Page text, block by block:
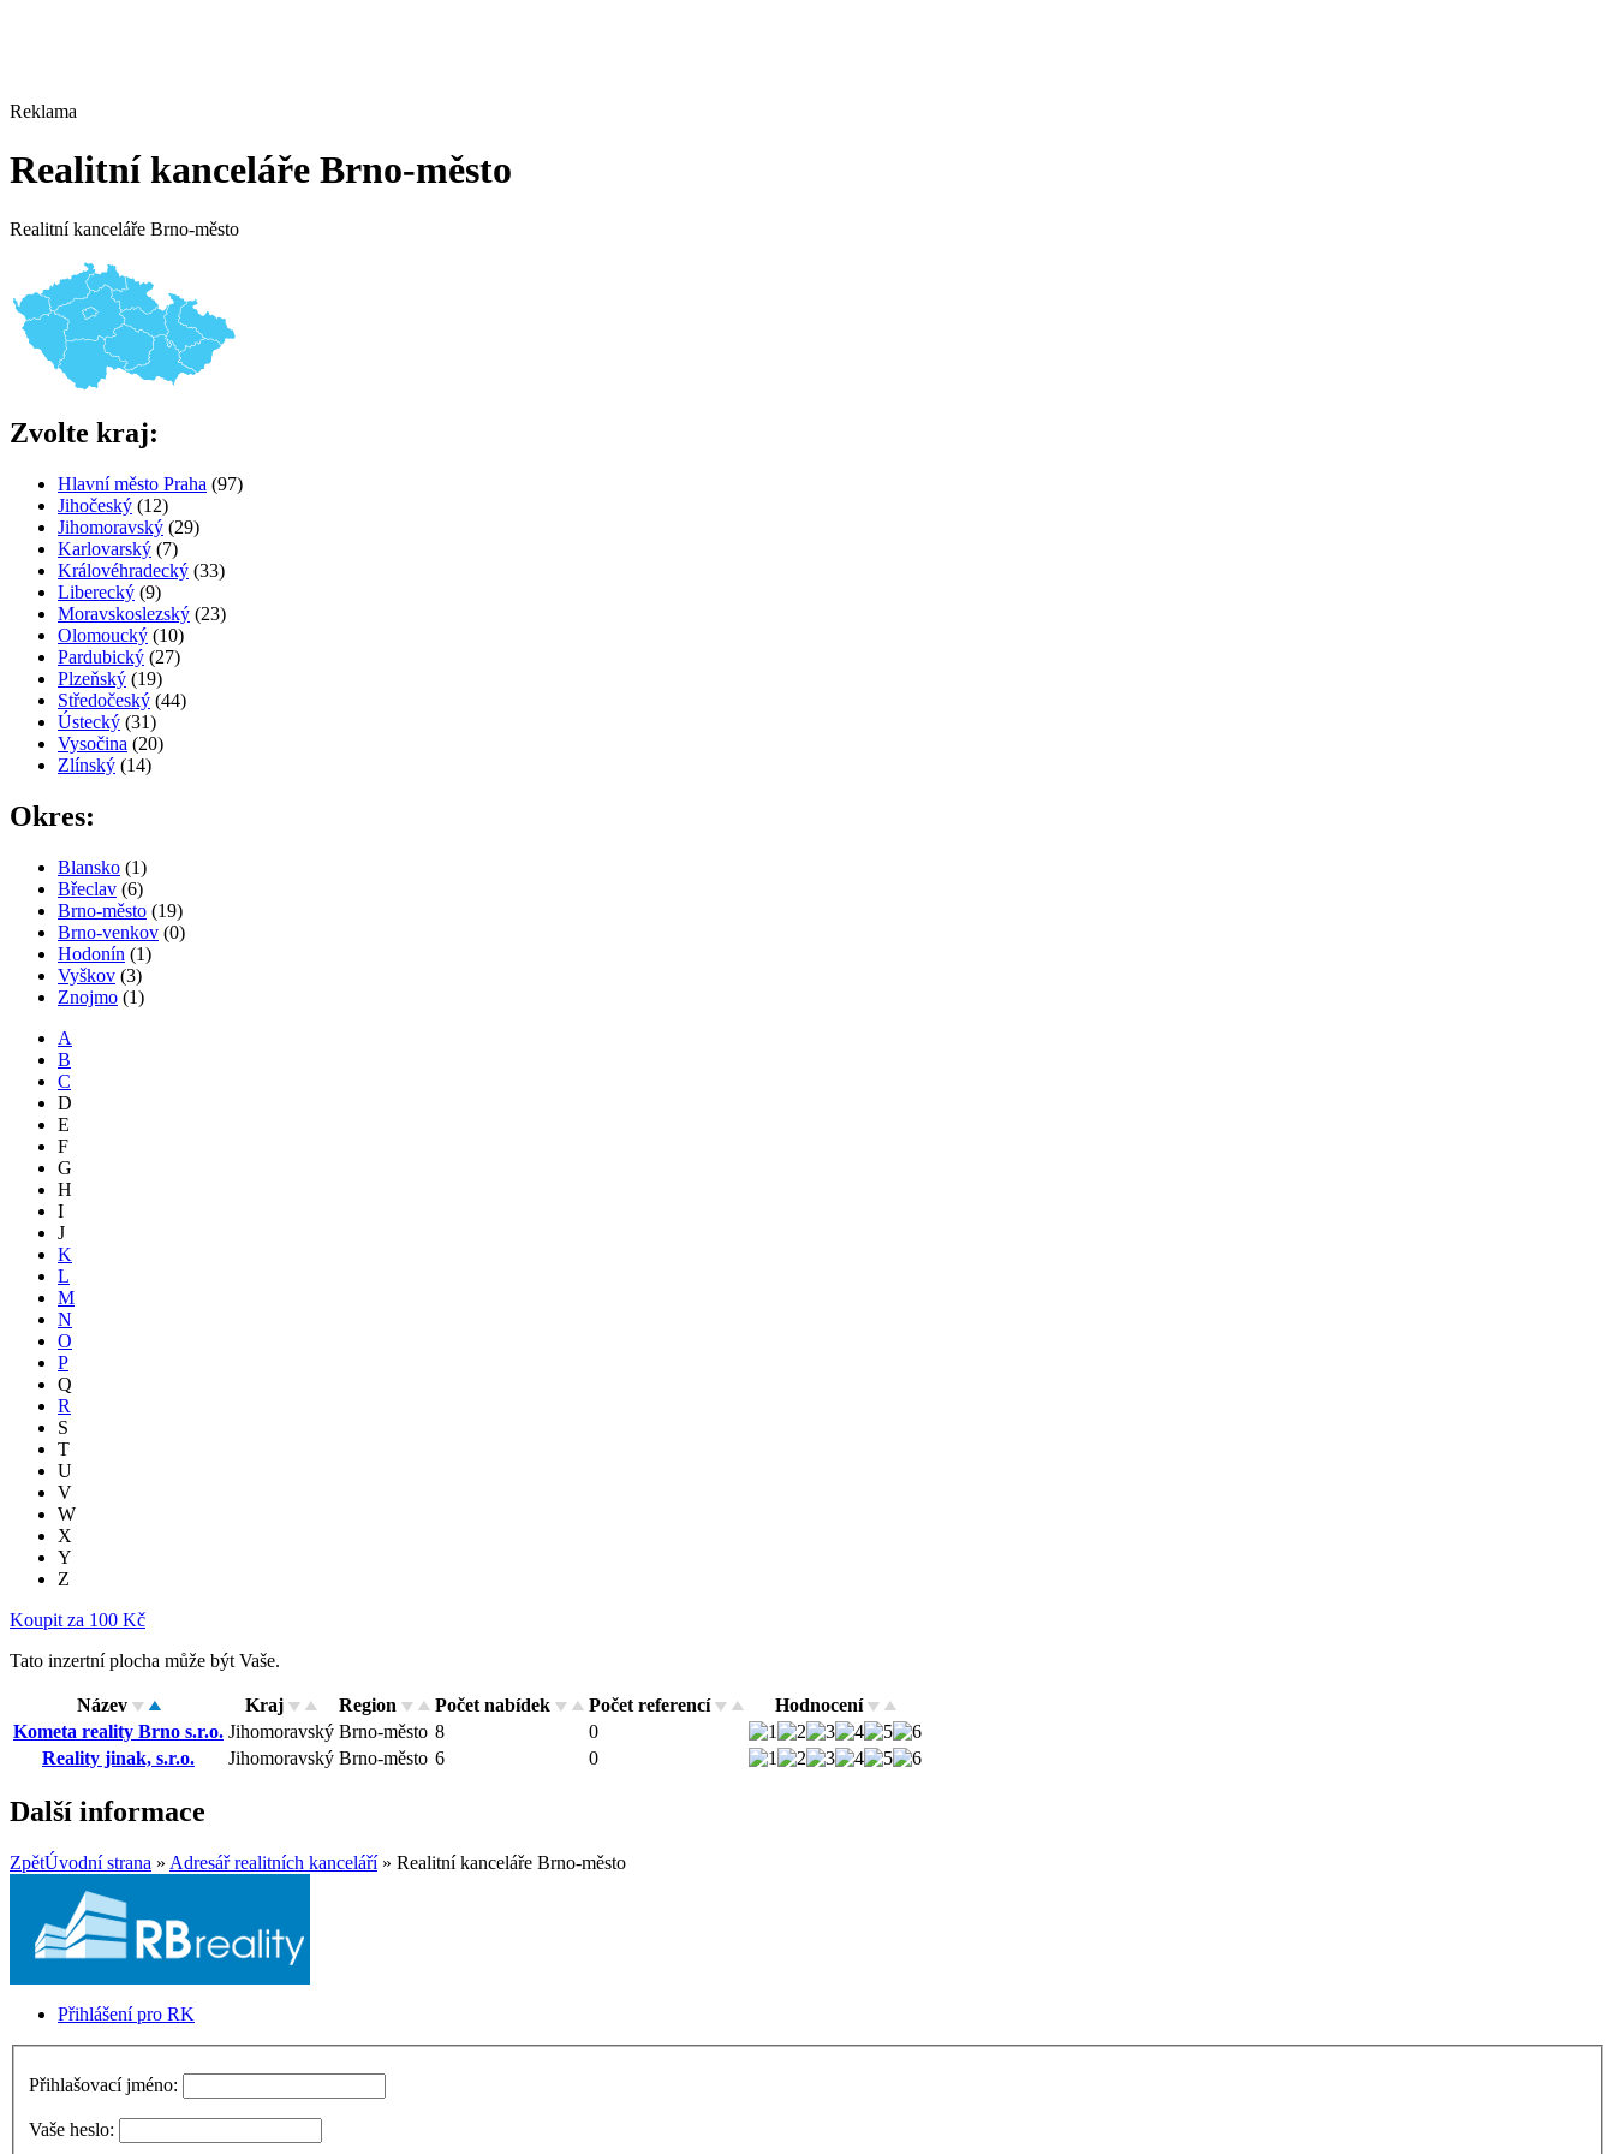
Reklama
Realitní kanceláře Brno-město
Realitní kanceláře Brno-město
Zvolte kraj:
Hlavní město Praha (97)
Jihočeský (12)
Jihomoravský (29)
Karlovarský (7)
Královéhradecký (33)
Liberecký (9)
Moravskoslezský (23)
Olomoucký (10)
Pardubický (27)
Plzeňský (19)
Středočeský (44)
Ústecký (31)
Vysočina (20)
Zlínský (14)
Okres:
Blansko (1)
Břeclav (6)
Brno-město (19)
Brno-venkov (0)
Hodonín (1)
Vyškov (3)
Znojmo (1)
A
B
C
D
E
F
G
H
I
J
K
L
M
N
O
P
Q
R
S
T
U
V
W
X
Y
Z
Koupit za 100 Kč
Tato inzertní plocha může být Vaše.
Název Kraj Region Počet nabídek Počet referencí
Hodnocení
Kometa reality Brno s.r.o. Jihomoravský Brno-město 8
0
Reality jinak, s.r.o.
Jihomoravský Brno-město 6 0
Další informace
ZpětÚvodní strana » Adresář realitních kanceláří» Realitní kanceláře Brno-město
Přihlášení pro RK
Přihlašovací jméno:
Vaše heslo: